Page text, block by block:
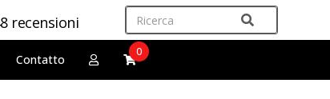
recensioni
Contatto
0